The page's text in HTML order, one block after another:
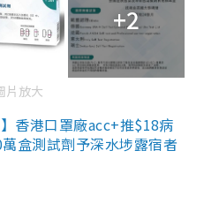
+2
片放大
香港口罩廠acc+推$18病
盒測試劑予深水埗露宿者